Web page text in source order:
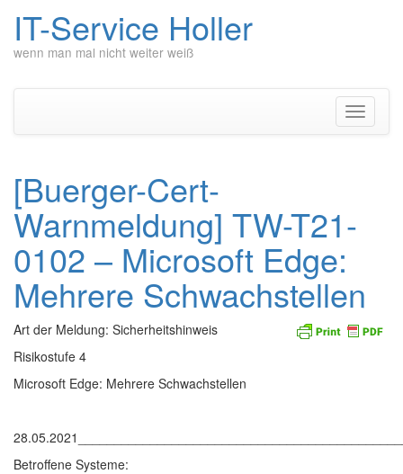
IT-Service Holler
wenn man mal nicht weiter weiß
[Buerger-Cert-
Warnmeldung] TW-T21-
0102 – Microsoft Edge:
Mehrere Schwachstellen
Art der Meldung: Sicherheitshinweis
Risikostufe 4
Microsoft Edge: Mehrere Schwachstellen
Betroffene Systeme: